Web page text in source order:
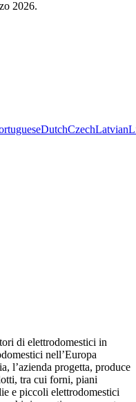
2026.
DutchCzechLatvian
di elettrodomestici in
nell’Europa
l’azienda progetta, produce
tra cui forni, piani
e piccoli elettrodomestici